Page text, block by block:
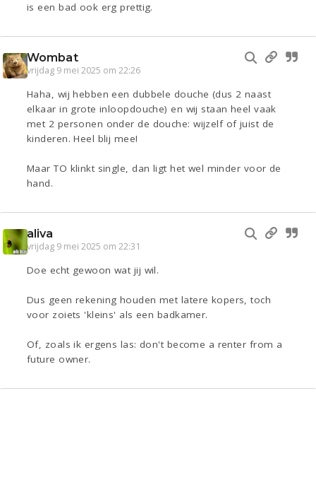
is een bad ook erg prettig.
Wombat
vrijdag 9 mei 2025 om 22:26
Haha, wij hebben een dubbele douche (dus 2 naast
elkaar in grote inloopdouche) en wij staan heel vaak
met 2 personen onder de douche: wijzelf of juist de
kinderen. Heel blij mee!
Maar TO klinkt single, dan ligt het wel minder voor de
hand.
aliva
vrijdag 9 mei 2025 om 22:31
Doe echt gewoon wat jij wil.
Dus geen rekening houden met latere kopers, toch
voor zoiets 'kleins' als een badkamer.
Of, zoals ik ergens las: don't become a renter from a
future owner.